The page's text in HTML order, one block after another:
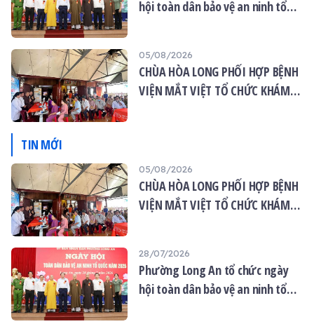
hội toàn dân bảo vệ an ninh tổ
05/08/2026
CHÙA HÒA LONG PHỐI HỢP BỆNH
VIỆN MẮT VIỆT TỔ CHỨC KHÁM
TIN MỚI
05/08/2026
CHÙA HÒA LONG PHỐI HỢP BỆNH
VIỆN MẮT VIỆT TỔ CHỨC KHÁM
28/07/2026
Phường Long An tổ chức ngày
hội toàn dân bảo vệ an ninh tổ